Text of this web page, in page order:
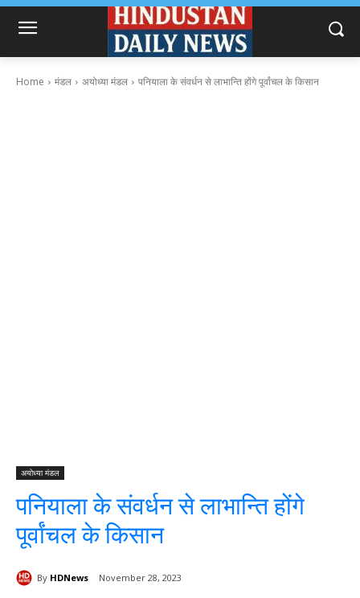
Home मंडल अयोध्या मंडल पनियाला के संवर्धन से लाभान्ति होंगे पूर्वांचल के किसान
अयोध्या मंडल
पनियाला के संवर्धन से लाभान्ति होंगे
पूर्वांचल के किसान
By HDNews November 28, 2023